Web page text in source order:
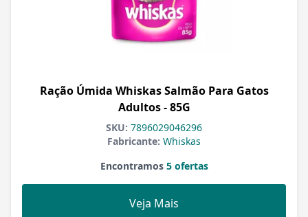
Ração Úmida Whiskas Salmão Para Gatos
Adultos - 85G
SKU: 7896029046296
Fabricante: Whiskas
Encontramos5 ofertas
Veja Mais